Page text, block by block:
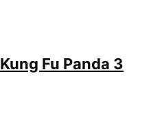
Kung Fu Panda 3